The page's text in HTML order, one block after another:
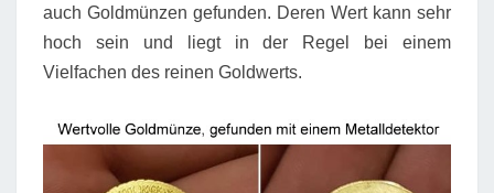
auch Goldmünzen gefunden. Deren Wert kann sehr
hoch sein und liegt in der Regel bei einem
Vielfachen des reinen Goldwerts.